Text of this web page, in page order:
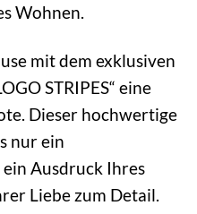
Wohnen.
mit dem exklusiven
STRIPES“ eine
Dieser hochwertige
nur ein
Ausdruck Ihres
Liebe zum Detail.